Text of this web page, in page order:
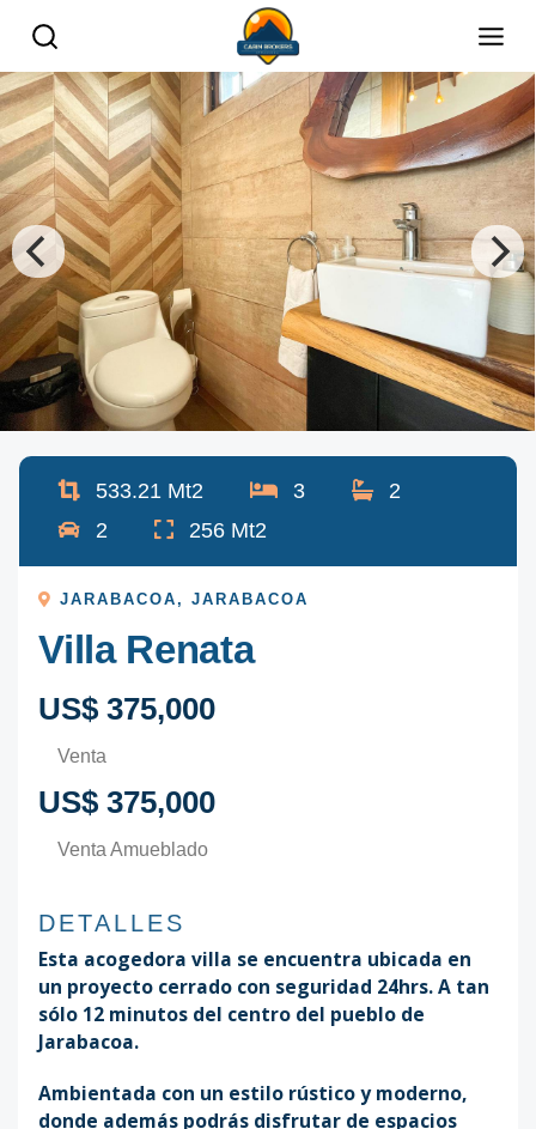
533.21 Mt2 3
2
2
256 Mt2
JARABACOA ,JARABACOA
Villa Renata
US$ 375,000
Venta
US$ 375,000
Venta Amueblado
DETALLES
Esta acogedora villa se encuentra ubicada en
un proyecto cerrado con seguridad 24hrs. A tan
sólo 12 minutos del centro del pueblo de
Jarabacoa.
Ambientada con un estilo rústico y moderno,
donde además podrás disfrutar de espacios